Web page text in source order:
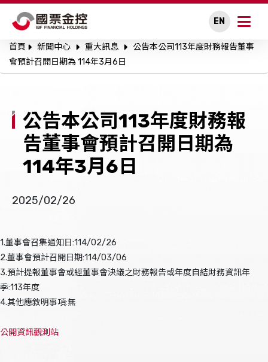
EN
於國票金控
司治理
資人關係
害關係人溝通
首頁 新聞中心 重大訊息
公告本公司113年度財務報告董事
會預計召開日期為 114年3月6日
公告本公司113年度財務報
告董事會預計召開日期為
114年3月6日
2025/02/26
1.董事會召集通知日:114/02/26
2.董事會預計召開日期:114/03/06
3.預計提報董事會或經董事會決議之財務報告或年度自結財務資訊年
季:113年度
4.其他應敘明事項:無
公開資訊觀測站